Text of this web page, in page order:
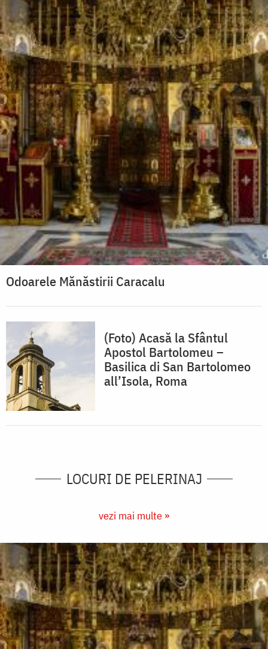
Odoarele Mănăstirii Caracalu
(Foto) Acasă la Sfântul
Apostol Bartolomeu –
Basilica di San Bartolomeo
all’Isola, Roma
LOCURI DE PELERINAJ
vezi mai multe »